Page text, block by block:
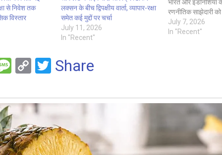
से निवेश तक
विस्तार
लक्सन के बीच द्विपक्षीय वार्ता, व्यापार-रक्षा
समेत कई मुद्दों पर चर्चा
July 11, 2026
In "Recent"
भारत और इंडोनेशिया
रणनीतिक साझेदारी
जोर रहेगा। दोनों नेता
सहयोग, क्रिटिकल
July 7, 2026
In "Recent"
M
s
a
g
e
C
py
Li
n
k
T
tt
er
Share